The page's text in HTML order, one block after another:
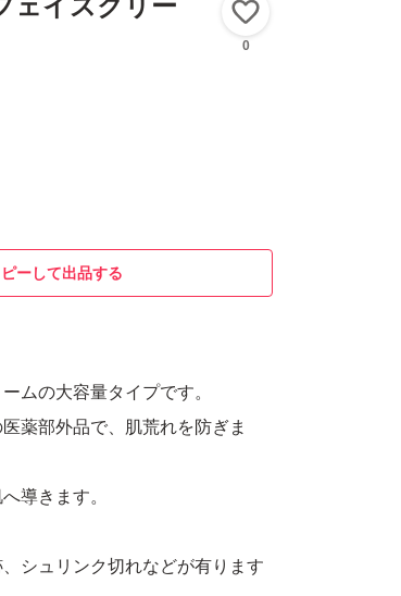
ェイスクリー
0
ーして出品する
ムの大容量タイプです。
薬部外品で、肌荒れを防ぎま
導きます。
シュリンク切れなどが有ります